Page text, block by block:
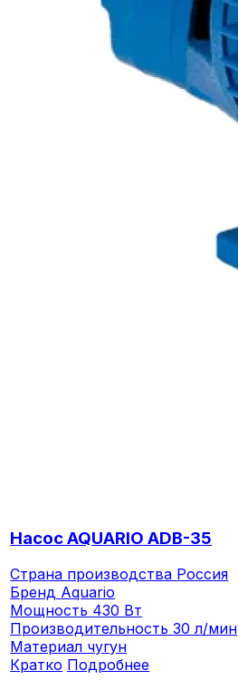
Насос AQUARIO ADB-35
Страна производства Россия
Бренд Aquario
Мощность 430 Вт
Производительность30 л/мин
Материал чугун
Кратко Подробнее